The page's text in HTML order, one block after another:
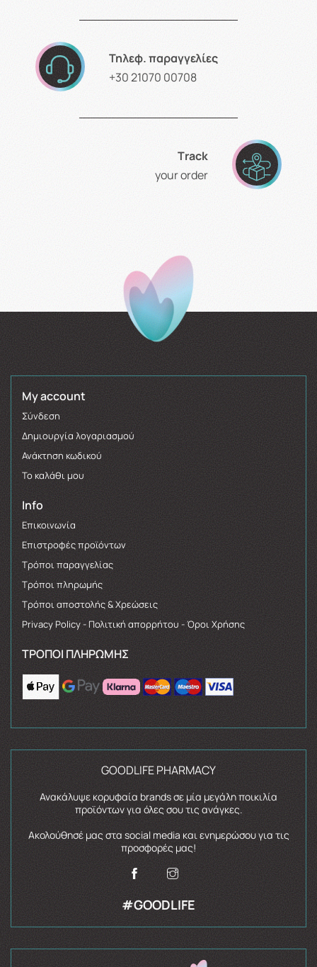
Τηλεφ. παραγγελίες
+30 21070 00708
Τrack
your order
My account
Σύνδεση
Δημιουργία λογαριασμού
Ανάκτηση κωδικού
Το καλάθι μου
Info
Επικοινωνία
Επιστροφές προϊόντων
Τρόποι παραγγελίας
Τρόποι πληρωμής
Τρόποι αποστολής & Χρεώσεις
Privacy Policy - Πολιτική απορρήτου - Όροι Χρήσης
ΤΡΌΠΟΙ ΠΛΗΡΩΜΉΣ
GOODLIFE PHARMACY
Ανακάλυψε κορυφαία brands σε μία μεγάλη ποικιλία
προϊόντων για όλες σου τις ανάγκες.
Ακολούθησέ μας στα social media και ενημερώσου για τις
προσφορές μας!
#GOODLIFE